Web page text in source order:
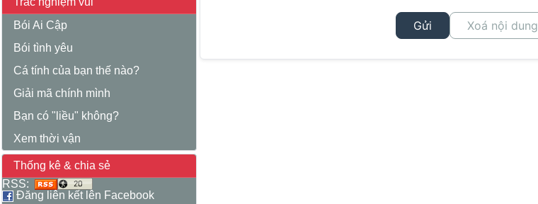
Bói Ai Cập
Bói tình yêu
Cá tính của bạn thế nào?
Giải mã chính mình
Bạn có "liều" không?
Xem thời vận
Thống kê & chia sẻ
RSS:
Đăng liên kết lên Facebook
Gửi Xoá nội dung